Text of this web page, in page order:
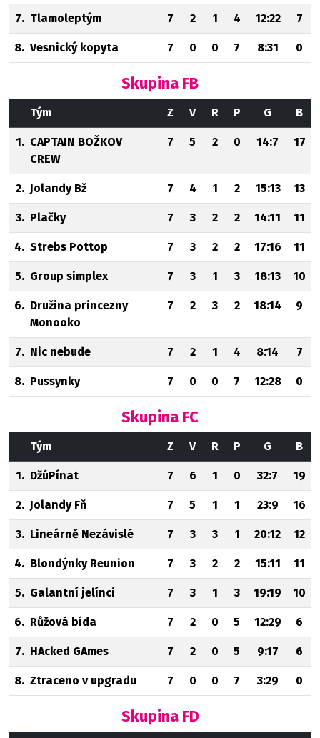
7. Tlamoleptým 7 2 1 4 12:22 7
8. Vesnický kopyta 7 0 0 7 8:31 0
Skupina FB
Tým Z V R P G B
1. CAPTAIN BOŽKOV
CREW
7 5 2 0 14:7 17
2. Jolandy Bž 7 4 1 2 15:13 13
3. Plačky 7 3 2 2 14:11 11
4. Strebs Pottop 7 3 2 2 17:16 11
5. Group simplex 7 3 1 3 18:13 10
6. Družina princezny
Monooko
7 2 3 2 18:14 9
7. Nic nebude 7 2 1 4 8:14 7
8. Pussynky 7 0 0 7 12:28 0
Skupina FC
Tým Z V R P G B
1. DžúPínat 7 6 1 0 32:7 19
2. Jolandy Fň 7 5 1 1 23:9 16
3. Lineárně Nezávislé 7 3 3 1 20:12 12
4. Blondýnky Reunion 7 3 2 2 15:11 11
5. Galantní jelínci 7 3 1 3 19:19 10
6. Růžová bída 7 2 0 5 12:29 6
7. HAcked GAmes 7 2 0 5 9:17 6
8. Ztraceno v upgradu 7 0 0 7 3:29 0
Skupina FD